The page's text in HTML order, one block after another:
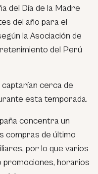
del Día de la Madre
del año para el
la Asociación de
del Perú
captarían cerca de
esta temporada.
concentra un
compras de último
por lo que varios
horarios